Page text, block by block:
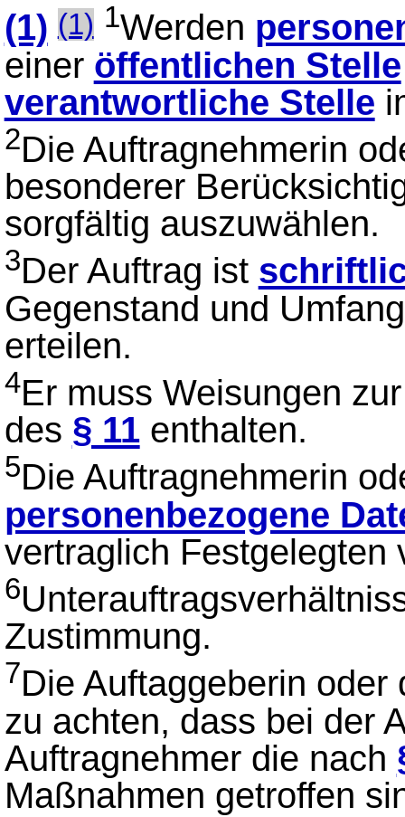
(1) (1) 1Werden
einer öffentlichen Stelle
verantwortliche Stelle
2Die Auftragnehmerin
besonderer
sorgfältig auszuwählen.
3Der Auftrag ist
Gegenstand und
erteilen.
4Er muss Weisungen
des § 11enthalten.
5Die Auftragnehmerin
personenbezogene
vertraglich Festgelegten
6
Zustimmung.
7Die Auftaggeberin
zu achten, dass bei der
Auftragnehmer die nach
Maßnahmen getroffen